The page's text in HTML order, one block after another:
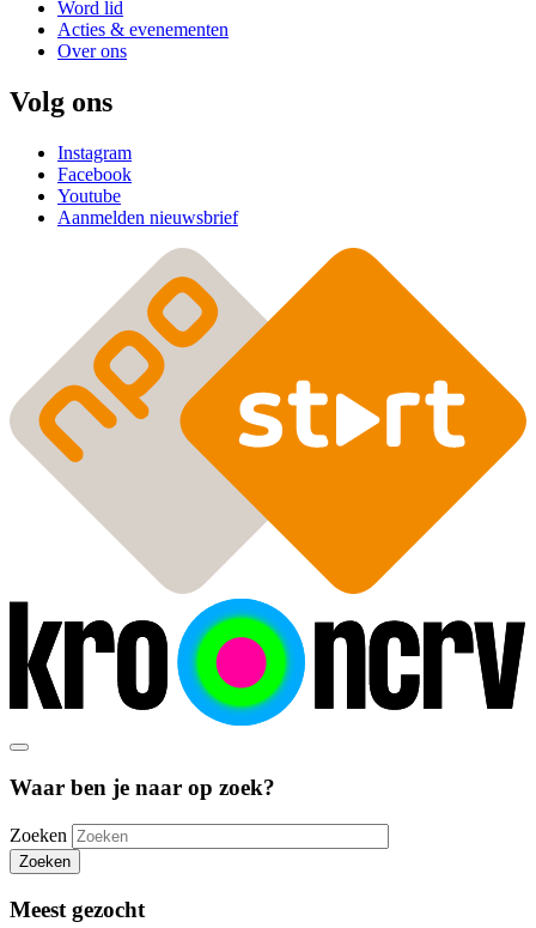
Word lid
Acties & evenementen
Over ons
Volg ons
Instagram
Facebook
Youtube
Aanmelden nieuwsbrief
Waar ben je naar op zoek?
Zoeken
Zoeken
Meest gezocht